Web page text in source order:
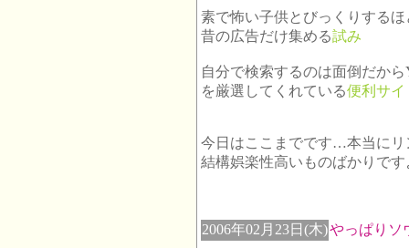
素で怖い子供とびっくりする
昔の広告だけ集める試み
自分で検索するのは面倒だから
を厳選してくれている便利サイ
今日はここまでです…本当にリ
結構娯楽性高いものばかりです
2006年02月23日(木)やっぱりソ